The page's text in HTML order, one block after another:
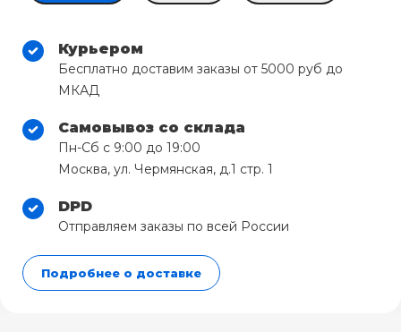
Курьером
Бесплатно доставим заказы от 5000 руб до
МКАД
Самовывоз со склада
Пн-Сб с 9:00 до 19:00
Москва, ул. Чермянская, д.1 стр. 1
DPD
Отправляем заказы по всей России
Подробнее о доставке